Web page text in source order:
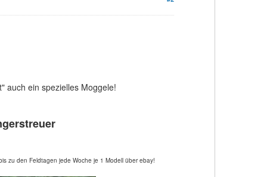
auch ein spezielles Moggele!
zu den Feldtagen jede Woche je 1 Modell über ebay!